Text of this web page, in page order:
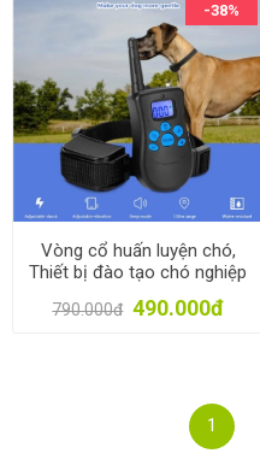
-38%
Vòng cổ huấn luyện chó,
Thiết bị đào tạo chó nghiệp
790.000đ 490.000đ
1